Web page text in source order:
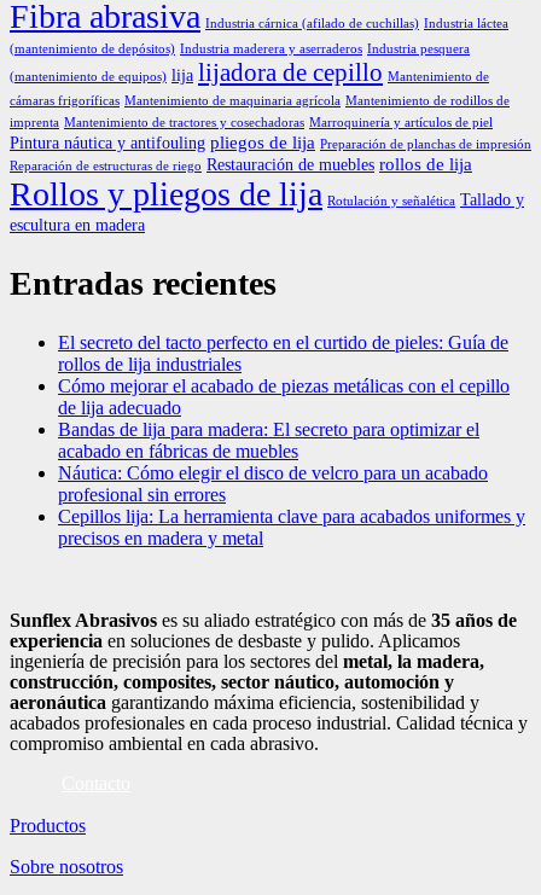
Fibra abrasiva Industria cárnica (afilado de cuchillas) Industria láctea
(mantenimiento de depósitos) Industria maderera y aserraderos Industria pesquera
(mantenimiento de equipos) lija lijadora de cepillo Mantenimiento de
cámaras frigoríficas Mantenimiento de maquinaria agrícola Mantenimiento de rodillos de
imprenta Mantenimiento de tractores y cosechadoras Marroquinería y artículos de piel
Pintura náutica y antifouling pliegos de lija Preparación de planchas de impresión
Reparación de estructuras de riego Restauración de muebles rollos de lija
Rollos y pliegos de lija Rotulación y señalética Tallado y
escultura en madera
Entradas recientes
El secreto del tacto perfecto en el curtido de pieles: Guía de
rollos de lija industriales
Cómo mejorar el acabado de piezas metálicas con el cepillo
de lija adecuado
Bandas de lija para madera: El secreto para optimizar el
acabado en fábricas de muebles
Náutica: Cómo elegir el disco de velcro para un acabado
profesional sin errores
Cepillos lija: La herramienta clave para acabados uniformes y
precisos en madera y metal
Sunflex Abrasivos es su aliado estratégico con más de 35 años de
experiencia en soluciones de desbaste y pulido. Aplicamos
ingeniería de precisión para los sectores del metal, la madera,
construcción, composites, sector náutico, automoción y
aeronáutica garantizando máxima eficiencia, sostenibilidad y
acabados profesionales en cada proceso industrial. Calidad técnica y
compromiso ambiental en cada abrasivo.
Productos
Sobre nosotros